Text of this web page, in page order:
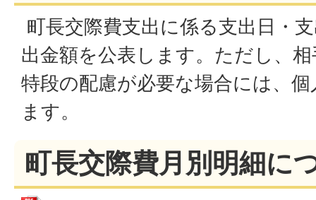
町長交際費支出に係る支出日・
出金額を公表します。ただし、
特段の配慮が必要な場合には、
ます。
町長交際費月別明細に